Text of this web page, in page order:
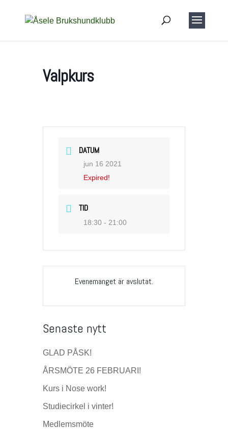
Valpkurs
DATUM
jun 16 2021
Expired!
TID
18:30 - 21:00
Evenemanget är avslutat.
Senaste nytt
GLAD PÅSK!
ÅRSMÖTE 26 FEBRUARI!
Kurs i Nose work!
Studiecirkel i vinter!
Medlemsmöte